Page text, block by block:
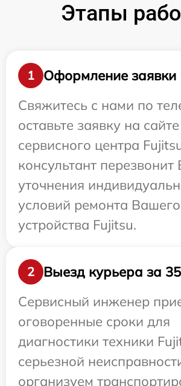
Этапы
1
Оформление заявки
Свяжитесь с нами по
оставьте заявку на сайте
сервисного центра
консультант
уточнения
условий ремонта Вашего
устройства Fujitsu.
2
Выезд курьера за
Сервисный инженер
оговоренные сроки для
диагностики техники
серьезной
организуем